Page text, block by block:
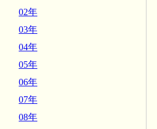
02年
03年
04年
05年
06年
07年
08年